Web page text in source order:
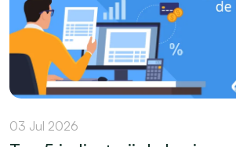
03 Jul 2026